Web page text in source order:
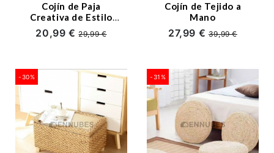
Cojín de Paja
Creativa de Estilo
Nórdica
20,99 €29,99 €
Cojín de Tejido a
Mano
27,99 €39,99 €
-30% -31%